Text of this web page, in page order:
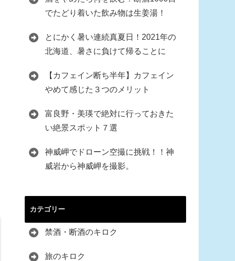
でたどり着いた飲み物は生姜湯！
とにかく暑い連続真夏日！2021年の
北海道、暑さに負けて帰ることに
【カフェイン断ち半年】カフェイン
やめて感じた３つのメリット
富良野・美瑛で絶対に行っておきた
い絶景スポット７選
神威岬でドローン空撮に挑戦！！神
威岩から神威岬を撮影。
カテゴリー
禁酒・断酒のキロク
旅のキロク